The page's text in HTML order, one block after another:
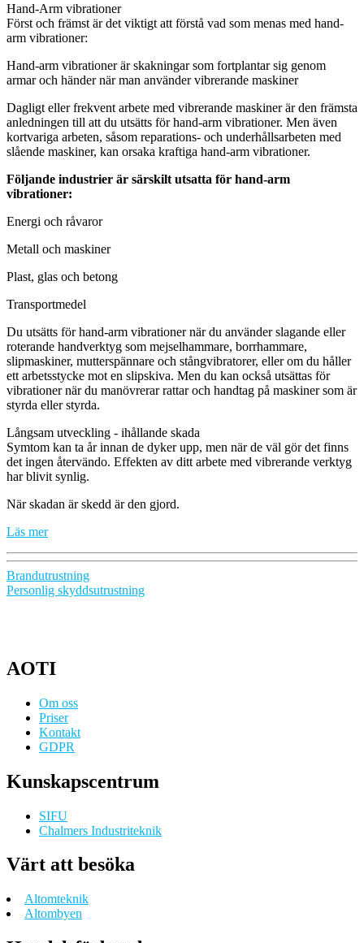
Hand-Arm vibrationer
Först och främst är det viktigt att förstå vad som menas med hand-
arm vibrationer:
Hand-arm vibrationer är skakningar som fortplantar sig genom
armar och händer när man använder vibrerande maskiner
Dagligt eller frekvent arbete med vibrerande maskiner är den främsta
anledningen till att du utsätts för hand-arm vibrationer. Men även
kortvariga arbeten, såsom reparations- och underhållsarbeten med
slående maskiner, kan orsaka kraftiga hand-arm vibrationer.
Följande industrier är särskilt utsatta för hand-arm
vibrationer:
Energi och råvaror
Metall och maskiner
Plast, glas och betong
Transportmedel
Du utsätts för hand-arm vibrationer när du använder slagande eller
roterande handverktyg som mejselhammare, borrhammare,
slipmaskiner, mutterspännare och stångvibratorer, eller om du håller
ett arbetsstycke mot en slipskiva. Men du kan också utsättas för
vibrationer när du manövrerar rattar och handtag på maskiner som är
styrda eller styrda.
Långsam utveckling - ihållande skada
Symtom kan ta år innan de dyker upp, men när de väl gör det finns
det ingen återvändo. Effekten av ditt arbete med vibrerande verktyg
har blivit synlig.
När skadan är skedd är den gjord.
Läs mer
Inläggsnavigering
Brandutrustning
Personlig skyddsutrustning
AOTI
Om oss
Priser
Kontakt
GDPR
Kunskapscentrum
SIFU
Chalmers Industriteknik
Värt att besöka
Altomteknik
Altombyen